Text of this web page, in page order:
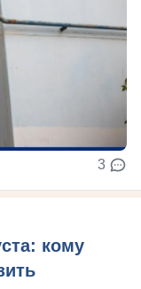
3
кому